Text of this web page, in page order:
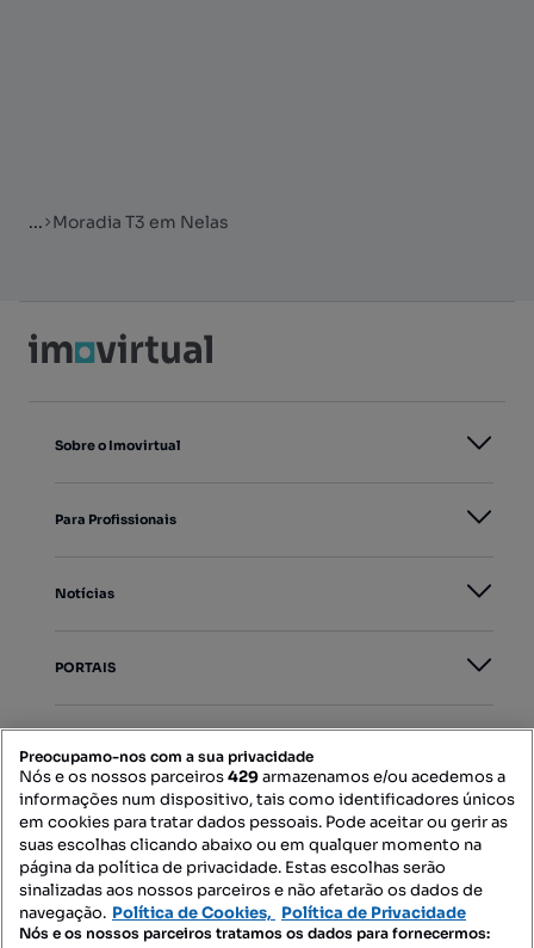
... Moradia T3 em Nelas
Sobre o Imovirtual
Para Profissionais
Notícias
PORTAIS
Contacte-nos
SIGA-NOS:
Preocupamo-nos com a sua privacidade
Nós e os nossos parceiros429armazenamos e/ou acedemos a
informações num dispositivo, tais como identificadores únicos
em cookies para tratar dados pessoais. Pode aceitar ou gerir as
suas escolhas clicando abaixo ou em qualquer momento na
página da política de privacidade. Estas escolhas serão
sinalizadas aos nossos parceiros e não afetarão os dados de
navegação. Política de Cookies, Política de Privacidade
Nós e os nossos parceiros tratamos os dados para fornecermos: